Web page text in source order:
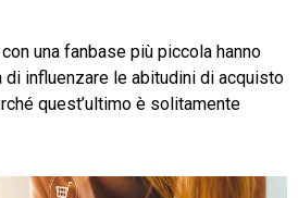
una fanbase più piccola hanno
di influenzare le abitudini di acquisto
quest’ultimo è solitamente